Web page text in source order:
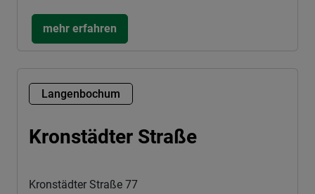
mehr erfahren
Langenbochum
Kronstädter Straße
Kronstädter Straße 77